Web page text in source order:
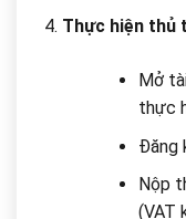
Thực hiện thủ
Mở
thực
Đăng
Nộp
(VAT